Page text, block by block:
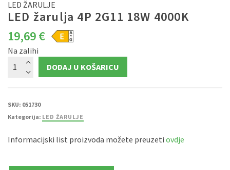
LED ŽARULJE
LED žarulja 4P 2G11 18W 4000K
19,69€
Na zalihi
žarulja
4P
količina
DODAJ U KOŠARICU
SKU: 051730
Kategorija: LED ŽARULJE
Informacijski list proizvoda možete preuzeti ovdje